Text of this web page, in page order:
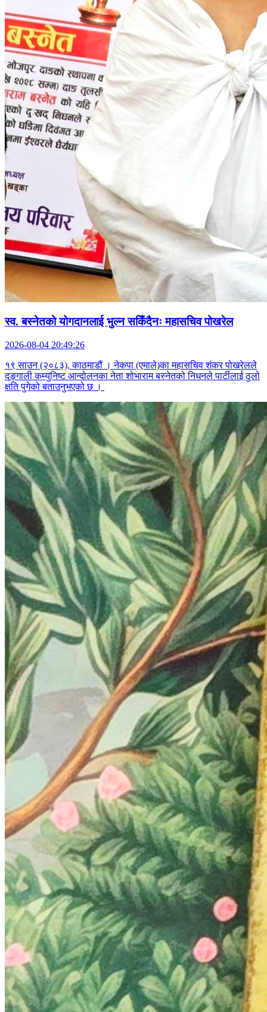
स्व. बस्नेतको योगदानलाई भुल्न सकिँदैनः महासचिव पोखरेल
2026-08-04 20:49:26
१९ साउन (२०८३), काठमाडौं । नेकपा (एमाले)का महासचिव शंकर पोखरेलले
दङ्गाली कम्युनिष्ट आन्दोलनका नेता शोभाराम बस्नेतको निधनले पार्टीलाई ठुलो
क्षति पुगेको बताउनुभएको छ ।